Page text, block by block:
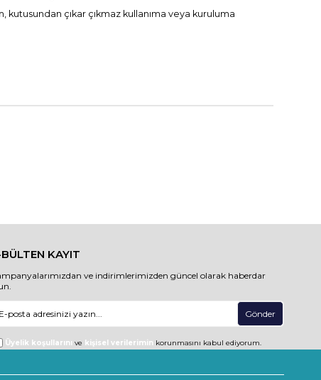
çıkar çıkmaz kullanıma veya kuruluma
BÜLTEN KAYIT
ve indirimlerimizden güncel olarak haberdar
Gönder
Üyelik koşullarını ve kişisel verilerimin korunmasını kabul ediyorum.